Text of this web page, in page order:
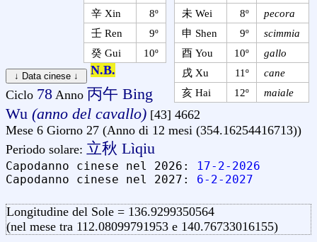
未 Wei
8º
pecora
申 Shen
9º
scimmia
酉 You
10º
gallo
戌 Xu
11º
cane
亥 Hai
12º maiale
辛 Xin
8º
壬 Ren
9º
癸 Gui
10º
N.B.
Ciclo 78 Anno 丙午 Bing
Wu (anno del cavallo) [43] 4662
Mese 6 Giorno 27 (Anno di 12 mesi (354.16254416713))
Periodo solare: 立秋 Lìqiu
Capodanno cinese nel 2026:
17-2-2026
Capodanno cinese nel 2027: 6-2-2027
Longitudine del Sole = 136.9299350564
(nel mese tra 112.08099791953 e 140.76733016155)